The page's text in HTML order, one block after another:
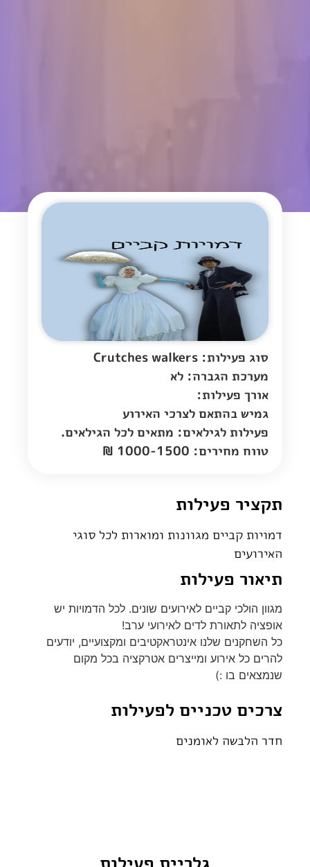
סוג פעילות: Crutches walkers
מערכת הגברה: לא
אורך פעילות:
גמיש בהתאם לצרכי האירוע
פעילות לגילאים: מתאים לכל הגילאים.
טווח מחירים: 1000-1500 ₪
תקציר פעילות
דמויות קביים מגוונות ומוארות לכל סוגי
האירועים
תיאור פעילות
מגוון הולכי קביים לאירועים שונים. לכל הדמויות יש
אופציה לתאורת לדים לאירועי ערב!
כל השחקנים שלנו אינטראקטיבים ומקצועיים, יודעים
להרים כל אירוע ומייצרים אטרקציה בכל מקום
שנמצאים בו :)
צרכים טכניים לפעילות
חדר הלבשה לאומנים